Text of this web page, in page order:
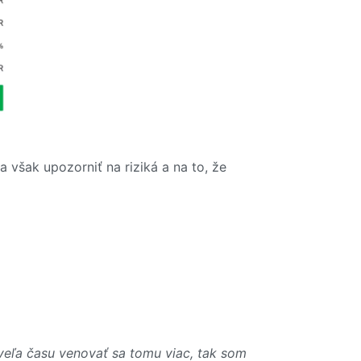
však upozorniť na riziká a na to, že
času venovať sa tomu viac, tak som